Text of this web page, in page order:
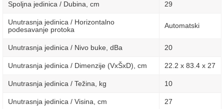
Spoljna jedinica / Dubina, сm 29
Unutrasnja jedinica / Horizontalno
podesavanje protoka
Automatski
Unutrasnja jedinica / Nivo buke, dBa 20
Unutrasnja jedinica / Dimenzije (VxŠxD), сm 22.2 x 83.4 x 27
Unutrasnja jedinica / Težina, kg 10
Unutrasnja jedinica / Visina, сm 27